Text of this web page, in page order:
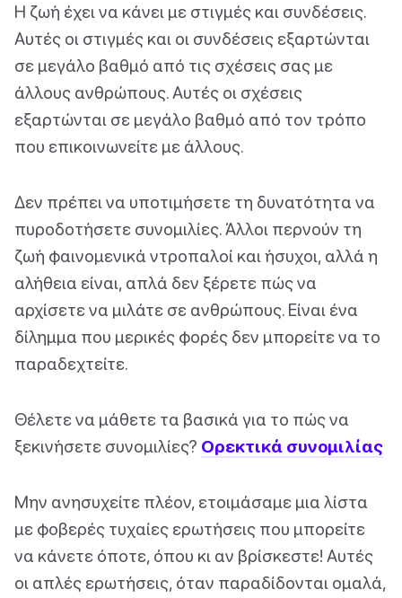
Η ζωή έχει να κάνει με στιγμές και συνδέσεις.
Αυτές οι στιγμές και οι συνδέσεις εξαρτώνται
σε μεγάλο βαθμό από τις σχέσεις σας με
άλλους ανθρώπους. Αυτές οι σχέσεις
εξαρτώνται σε μεγάλο βαθμό από τον τρόπο
που επικοινωνείτε με άλλους.
Δεν πρέπει να υποτιμήσετε τη δυνατότητα να
πυροδοτήσετε συνομιλίες. Άλλοι περνούν τη
ζωή φαινομενικά ντροπαλοί και ήσυχοι, αλλά η
αλήθεια είναι, απλά δεν ξέρετε πώς να
αρχίσετε να μιλάτε σε ανθρώπους. Είναι ένα
δίλημμα που μερικές φορές δεν μπορείτε να το
παραδεχτείτε.
Θέλετε να μάθετε τα βασικά για το πώς να
ξεκινήσετε συνομιλίες? Ορεκτικά συνομιλίας
Μην ανησυχείτε πλέον, ετοιμάσαμε μια λίστα
με φοβερές τυχαίες ερωτήσεις που μπορείτε
να κάνετε όποτε, όπου κι αν βρίσκεστε! Αυτές
οι απλές ερωτήσεις, όταν παραδίδονται ομαλά,